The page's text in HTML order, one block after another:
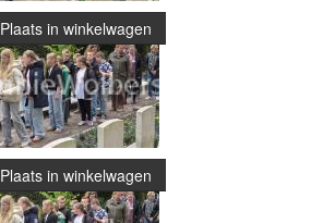
Plaats in winkelwagen
Plaats in winkelwagen